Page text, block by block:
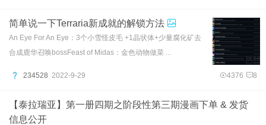
简单说一下Terraria新成就的解锁方法
An Eye For An Eye：3个小雪怪皮毛 +1晶状体+少量腐化矿去
合成鹿华召唤bossFeast of Midas：金色动物做菜 ...
234528 2022-9-29 4376 8
【泰拉瑞亚】第一册四期之阶段性第三期漫画下单 & 发货
信息公开